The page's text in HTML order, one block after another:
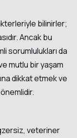
bilinirler;
Ancak bu
sorumlulukları da
mutlu bir yaşam
dikkat etmek ve
veteriner